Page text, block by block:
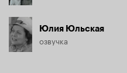
Юлия Юльская
озвучка